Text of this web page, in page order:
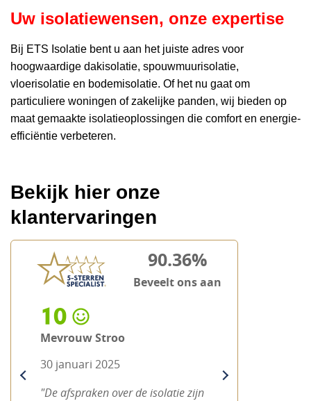
Uw isolatiewensen, onze expertise
Bij ETS Isolatie bent u aan het juiste adres voor
hoogwaardige dakisolatie, spouwmuurisolatie,
vloerisolatie en bodemisolatie. Of het nu gaat om
particuliere woningen of zakelijke panden, wij bieden op
maat gemaakte isolatieoplossingen die comfort en energie-
efficiëntie verbeteren.
Bekijk hier onze
klantervaringen
90.36%
Beveelt ons aan
10
Mevrouw Stroo
30 januari 2025
"De afspraken over de isolatie zijn
previous